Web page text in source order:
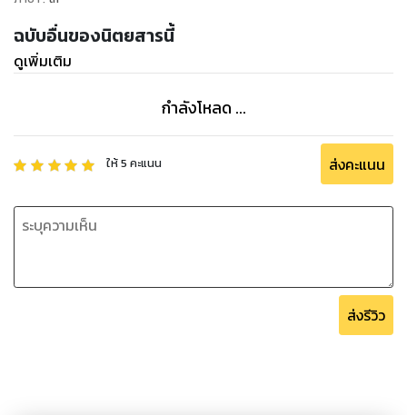
ฉบับอื่นของนิตยสารนี้
ดูเพิ่มเติม
กำลังโหลด ...
ให้5 คะแนน ส่งคะแนน
ส่งรีวิว